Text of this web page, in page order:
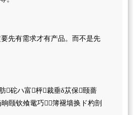
先有需求才有产品。而不是先
砣ハ富枰裁垂δ苁保颐蔷
颐钦飧鼋巧簿褪墙换ド杓剖